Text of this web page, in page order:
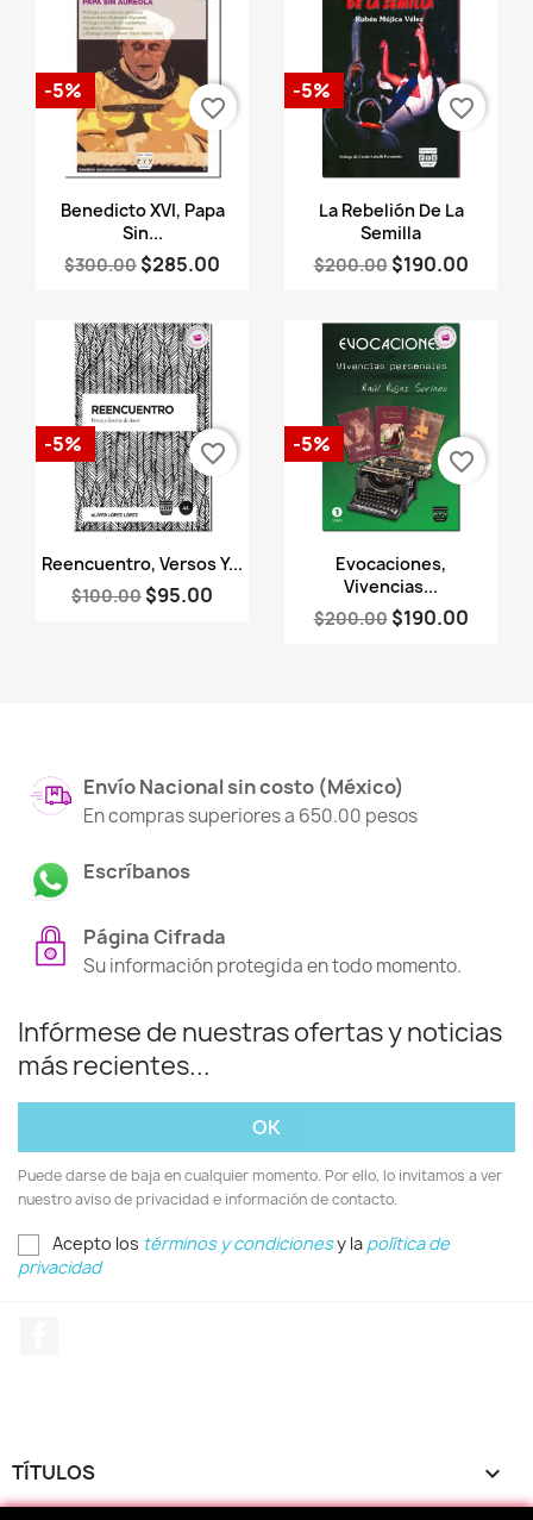
Vista rápida
Benedicto XVI, Papa
Sin...
$300.00 $285.00
-5%
favorite_border
Vista rápida
La Rebelión De La
Semilla
$200.00 $190.00
-5%
favorite_border
Vista rápida
Reencuentro, Versos Y...
$100.00 $95.00
-5% favorite_border
Vista rápida
Evocaciones,
Vivencias...
$200.00 $190.00
-5%
favorite_border
Envío Nacional sin costo (México)
En compras superiores a 650.00 pesos
Escríbanos
Página Cifrada
Su información protegida en todo momento.
Infórmese de nuestras ofertas y noticias
más recientes...
Puede darse de baja en cualquier momento. Por ello, lo invitamos a ver
nuestro aviso de privacidad e información de contacto.
Acepto los términos y condicionesy la política de
privacidad
TÍTULOS 